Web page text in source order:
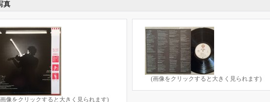
真
像をクリックすると大きく見られます)
(画像をクリックすると大きく見られます)